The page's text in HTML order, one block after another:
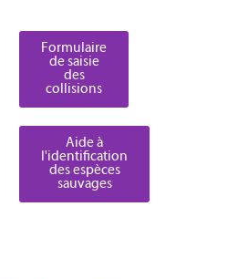
Formulaire
de saisie
des
collisions
Aide à
l'identification
des espèces
sauvages